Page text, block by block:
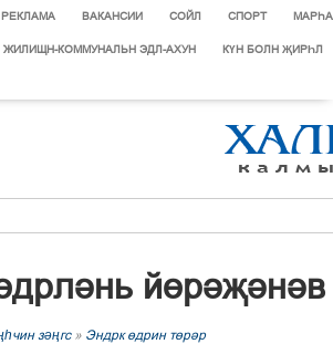
РЕКЛАМА ВАКАНСИИ СОЙЛ СПОРТ
ЖИЛИЩН-КОММУНАЛЬН ЭДЛ-АХУН КҮН БОЛН ҖИРҺЛ
йґріљінів
зәңгс» Эндрк ґдрин тґрір